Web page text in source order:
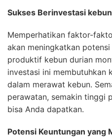
Sukses Berinvestasi
Memperhatikan faktor-
akan meningkatkan
produktif kebun durian
investasi ini membutuhkan
dalam merawat kebun.
perawatan, semakin tinggi
bisa Anda dapatkan.
Potensi Keuntungan yang